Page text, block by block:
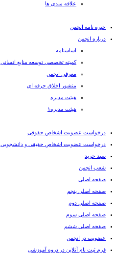
علاقه مندی ها
خبره نامه انجمن
درباره انجمن
اساسنامه
کمیته تخصصی توسعه منابع انسانی
معرفی انجمن
منشور اخلاق حرفه ای
هیئت مدیره
هیئت مدیره۱
درخواست عضویت اشخاص حقوقی
درخواست عضویت اشخاص حقیقی و دانشجویی
سبد خرید
شعب انجمن
صفحه اصلی
صفحه اصلی پنجم
صفحه اصلی دوم
صفحه اصلی سوم
صفحه اصلی ششم
عضویت در انجمن
فرم ثبت نام آنلاین در دروه آموزشی